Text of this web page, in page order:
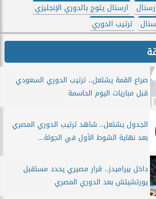
ارسنال يتوج بالدوري الإنجليزي
ترتيب الدوري
صراع القمة يشتعل.. ترتيب الدوري السعودي
قبل مباريات اليوم الحاسمة
الجدول يشتعل.. شاهد ترتيب الدوري المصري
بعد نهاية الشوط الأول في الجولة...
داخل بيراميدز.. قرار مصيري يحدد مستقبل
يورتشيتش بعد الدوري المصري